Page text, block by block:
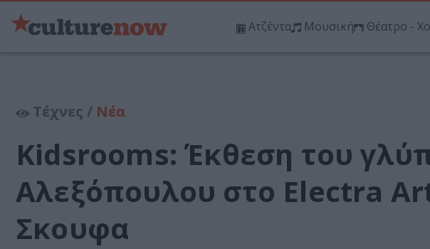
Ατζέντα Μουσική Θέατρο -
Τέχνες / Νέα
Κidsrooms: Έκθεση του
Αλεξόπουλου στο Electra
Σκουφα